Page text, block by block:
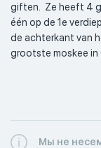
giften.  Ze heeft 4
één op de 1e
de achterkant van
grootste moskee in
Мы не